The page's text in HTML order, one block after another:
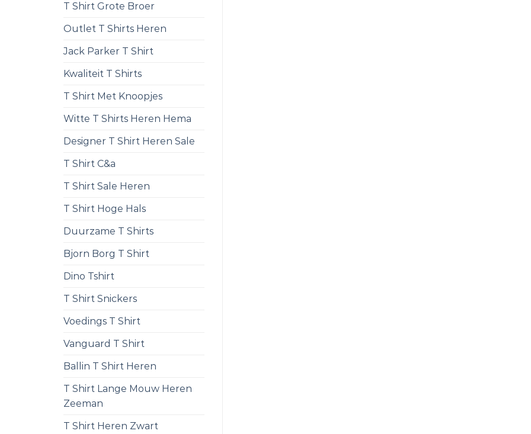
T Shirt Grote Broer
Outlet T Shirts Heren
Jack Parker T Shirt
Kwaliteit T Shirts
T Shirt Met Knoopjes
Witte T Shirts Heren Hema
Designer T Shirt Heren Sale
T Shirt C&a
T Shirt Sale Heren
T Shirt Hoge Hals
Duurzame T Shirts
Bjorn Borg T Shirt
Dino Tshirt
T Shirt Snickers
Voedings T Shirt
Vanguard T Shirt
Ballin T Shirt Heren
T Shirt Lange Mouw Heren
Zeeman
T Shirt Heren Zwart